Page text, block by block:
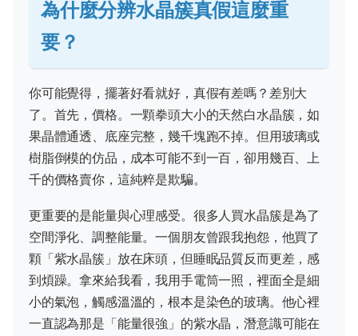
為什麼分辨水晶簇真假這麼重
要？
你可能覺得，擺著好看就好，真假有差嗎？差別大
了。首先，價格。一顆拳頭大小的天然白水晶簇，如
果晶體通透、底座完整，幾千塊跑不掉。但用玻璃或
樹脂倒模的仿品，成本可能不到一百，卻用幾百、上
千的價格賣你，這純粹是欺騙。
更重要的是能量與心理感受。很多人買水晶簇是為了
空間淨化、調整能量。一個朋友曾跟我抱怨，他買了
顆「紫水晶簇」放在床頭，但睡眠品質反而更差，感
到煩躁。拿來給我看，我用手電筒一照，裡面全是細
小的氣泡，觸感溫溫的，根本是染色的玻璃。他心裡
一直認為那是「能量很強」的紫水晶，潛意識可能在